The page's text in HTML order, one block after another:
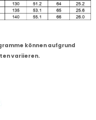
können aufgrund
variieren.